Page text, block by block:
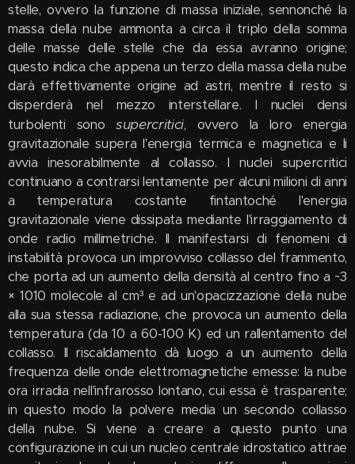
stelle, ovvero la funzione di massa iniziale, sennonché la
massa della nube ammonta a circa il triplo della somma
delle masse delle stelle che da essa avranno origine;
questo indica che appena un terzo della massa della nube
darà effettivamente origine ad astri, mentre il resto si
disperderà nel mezzo interstellare. I nuclei densi
turbolenti sonosupercritici, ovvero la loro energia
gravitazionale supera l'energia termica e magnetica e li
avvia inesorabilmente al collasso. I nuclei supercritici
continuano a contrarsi lentamente per alcuni milioni di anni
a temperatura costante fintantoché l'energia
gravitazionale viene dissipata mediante l'irraggiamento di
onde radio millimetriche. Il manifestarsi di fenomeni di
instabilità provoca un improvviso collasso del frammento,
che porta ad un aumento della densità al centro fino a ~3
× 1010 molecole al cm³ e ad un'opacizzazione della nube
alla sua stessa radiazione, che provoca un aumento della
temperatura (da 10 a 60-100 K) ed un rallentamento del
collasso. Il riscaldamento dà luogo a un aumento della
frequenza delle onde elettromagnetiche emesse: la nube
ora irradia nell'infrarosso lontano, cui essa è trasparente;
in questo modo la polvere media un secondo collasso
della nube. Si viene a creare a questo punto una
configurazione in cui un nucleo centrale idrostatico attrae